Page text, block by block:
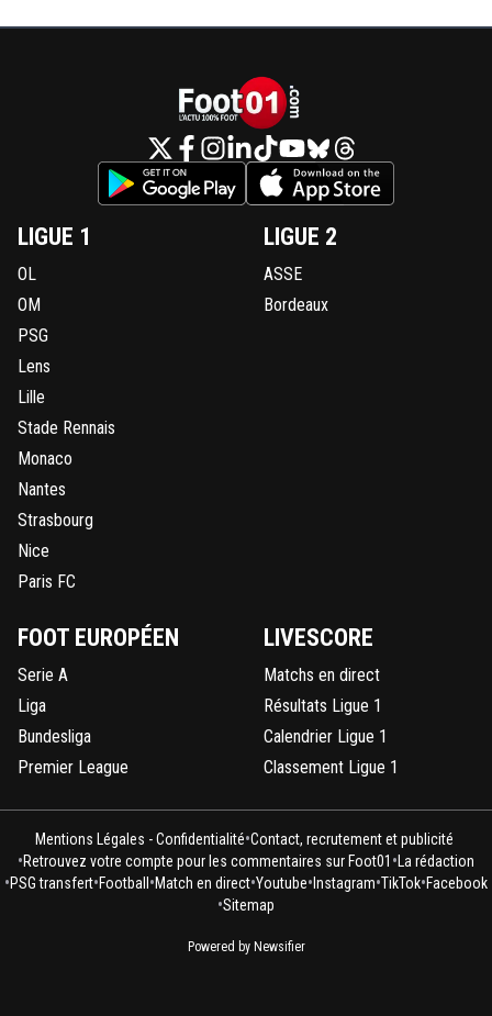
LIGUE 1
OL
OM
PSG
Lens
Lille
Stade Rennais
Monaco
Nantes
Strasbourg
Nice
Paris FC
LIGUE 2
ASSE
Bordeaux
FOOT EUROPÉEN
Serie A
Liga
Bundesliga
Premier League
LIVESCORE
Matchs en direct
Résultats Ligue 1
Calendrier Ligue 1
Classement Ligue 1
Mentions Légales - Confidentialité•Contact, recrutement et publicité
•Retrouvez votre compte pour les commentaires sur Foot01 • La rédaction
•PSG transfert•Football •Match en direct•Youtube• Instagram•TikTok•Facebook
•Sitemap
Powered by Newsifier